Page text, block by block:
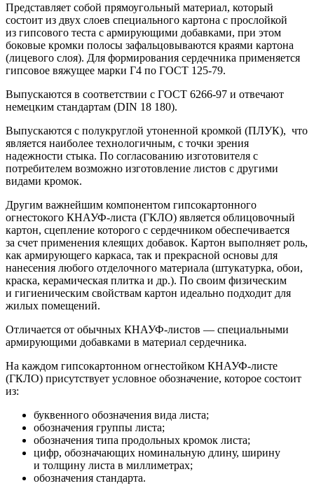
Представляет собой прямоугольный материал, который
состоит из двух слоев специального картона с прослойкой
из гипсового теста с армирующими добавками, при этом
боковые кромки полосы зафальцовываются краями картона
(лицевого слоя). Для формирования сердечника применяется
гипсовое вяжущее марки Г4 по ГОСТ 125-79.
Выпускаются в соответствии с ГОСТ 6266-97 и отвечают
немецким стандартам (DIN 18 180).
Выпускаются с полукруглой утоненной кромкой (ПЛУК), что
является наиболее технологичным, с точки зрения
надежности стыка. По согласованию изготовителя с
потребителем возможно изготовление листов с другими
видами кромок.
Другим важнейшим компонентом гипсокартонного
огнестокого КНАУФ-листа (ГКЛО) является облицовочный
картон, сцепление которого с сердечником обеспечивается
за счет применения клеящих добавок. Картон выполняет роль,
как армирующего каркаса, так и прекрасной основы для
нанесения любого отделочного материала (штукатурка, обои,
краска, керамическая плитка и др.). По своим физическим
и гигиеническим свойствам картон идеально подходит для
жилых помещений.
Отличается от обычных КНАУФ-листов — специальными
армирующими добавками в материал сердечника.
На каждом гипсокартонном огнестойком КНАУФ-листе
(ГКЛО) присутствует условное обозначение, которое состоит
из:
буквенного обозначения вида листа;
обозначения группы листа;
обозначения типа продольных кромок листа;
цифр, обозначающих номинальную длину, ширину
и толщину листа в миллиметрах;
обозначения стандарта.